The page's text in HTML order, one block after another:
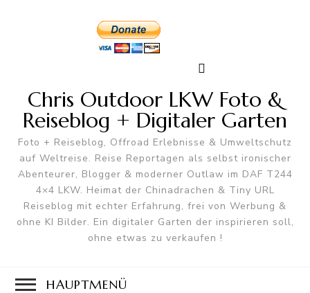
Chris Outdoor LKW Foto &
Reiseblog + Digitaler Garten
Foto + Reiseblog, Offroad Erlebnisse & Umweltschutz
auf Weltreise. Reise Reportagen als selbst ironischer
Abenteurer, Blogger & moderner Outlaw im DAF T244
4×4 LKW. Heimat der Chinadrachen & Tiny URL
Reiseblog mit echter Erfahrung, frei von Werbung &
ohne KI Bilder. Ein digitaler Garten der inspirieren soll,
ohne etwas zu verkaufen !
HAUPTMENÜ